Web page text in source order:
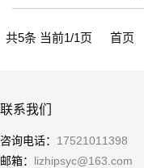
共5条 当前1/1页 首页
联系我们
咨询电话： 17521011398
邮箱： lizhipsyc@163.com